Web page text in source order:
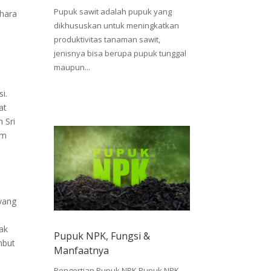
Sri
Pupuk sawit adalah pupuk yang
dikhususkan untuk meningkatkan
produktivitas tanaman sawit,
jenisnya bisa berupa pupuk tunggal
maupun...
Pupuk NPK, Fungsi &
Manfaatnya